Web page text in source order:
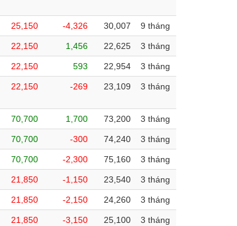
25,150 -4,326 30,007 9 tháng
22,150 1,456 22,625 3 tháng
22,150 593 22,954 3 tháng
22,150 -269 23,109 3 tháng
70,700 1,700 73,200 3 tháng
70,700 -300 74,240 3 tháng
70,700 -2,300 75,160 3 tháng
21,850 -1,150 23,540 3 tháng
21,850 -2,150 24,260 3 tháng
21,850 -3,150 25,100 3 tháng